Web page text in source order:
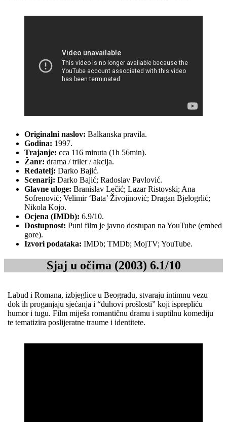
Originalni naslov: Balkanska pravila.
Godina: 1997.
Trajanje: cca 116 minuta (1h 56min).
Žanr: drama / triler / akcija.
Redatelj: Darko Bajić.
Scenarij: Darko Bajić; Radoslav Pavlović.
Glavne uloge: Branislav Lečić; Lazar Ristovski; Ana
Sofrenović; Velimir ‘Bata’ Živojinović; Dragan Bjelogrlić;
Nikola Kojo.
Ocjena (IMDb): 6.9/10.
Dostupnost: Puni film je javno dostupan na YouTube (embed
gore).
Izvori podataka: IMDb; TMDb; MojTV; YouTube.
Sjaj u očima (2003) 6.1/10
Labud i Romana, izbjeglice u Beogradu, stvaraju intimnu vezu
dok ih proganjaju sjećanja i “duhovi prošlosti” koji isprepliću
humor i tugu. Film miješa romantičnu dramu i suptilnu komediju
te tematizira poslijeratne traume i identitete.